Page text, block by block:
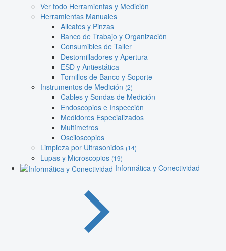
Ver todo Herramientas y Medición
Herramientas Manuales
Alicates y Pinzas
Banco de Trabajo y Organización
Consumibles de Taller
Destornilladores y Apertura
ESD y Antiestática
Tornillos de Banco y Soporte
Instrumentos de Medición (2)
Cables y Sondas de Medición
Endoscopios e Inspección
Medidores Especializados
Multímetros
Osciloscopios
Limpieza por Ultrasonidos (14)
Lupas y Microscopios (19)
Informática y Conectividad